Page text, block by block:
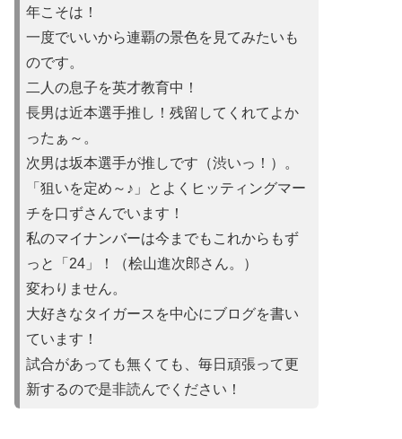
年こそは！
一度でいいから連覇の景色を見てみたいも
のです。
二人の息子を英才教育中！
長男は近本選手推し！残留してくれてよか
ったぁ～。
次男は坂本選手が推しです（渋いっ！）。
「狙いを定め～♪」とよくヒッティングマー
チを口ずさんでいます！
私のマイナンバーは今までもこれからもず
っと「24」！（桧山進次郎さん。）
変わりません。
大好きなタイガースを中心にブログを書い
ています！
試合があっても無くても、毎日頑張って更
新するので是非読んでください！